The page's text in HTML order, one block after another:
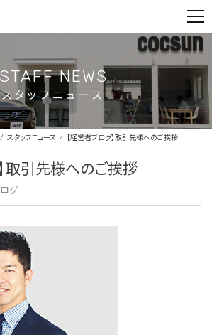
STAFF NEWS
スタッフニュース
スタッフニュース 【経営者ブログ】取引先様へのご挨拶
取引先様へのご挨拶
グ